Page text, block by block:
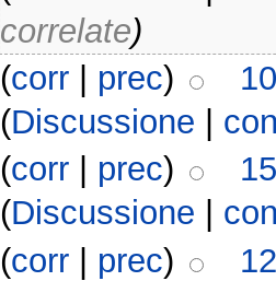
correlate)
(corr prec)
(Discussione
(corr prec)
(Discussione
(corr | prec)